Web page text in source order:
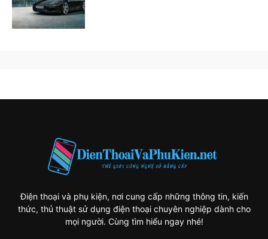
Điện thoại và phụ kiện, nơi cung cấp những thông tin, kiến
thức, thủ thuật sử dụng điện thoại chuyên nghiệp dành cho
mọi người. Cùng tìm hiểu ngay nhé!